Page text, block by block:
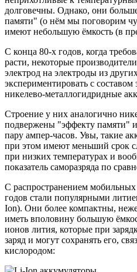
долговечны. Однако, они
памяти" (о нём мы поговорим
имеют небольшую ёмкость (в
С конца 80-х годов, когда
расти, некоторые
электрод на электроды из
экспериментировать с
никелево-металлогидридные
Строение у них аналогично
подвержены "эффекту памяти"
пару ампер-часов. Увы, такие
при этом имеют меньший срок
при низких температурах и
показатель саморазряда по
С распространением
годов стали популярными
Ion). Они более компактны,
иметь вполовину большую
ионов лития, которые при
заряд и могут сохранять его,
кислородом: